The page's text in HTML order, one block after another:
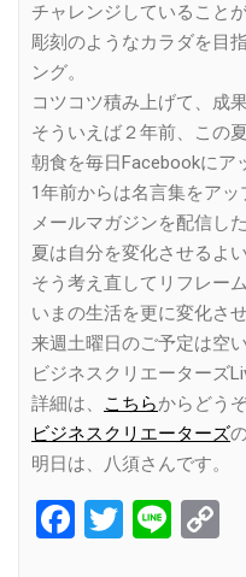
チャレンジしていること
彫刻のようなカラダを目
ング。
コツコツ積み上げて、成
そういえば２年前、この
朝食を毎日Facebookにア
1年前からは名言集をアッ
メールマガジンを配信し
夏は自分を変化させるよい
そう考え直してリフレー
いまの生活を更に変化さ
来週土曜日のご予定は空
ビジネスクリエーターズ
詳細は、
こちらからどう
ビジネスクリエーターズ
明日は、八須さんです。
Facebook
Twitter
Line